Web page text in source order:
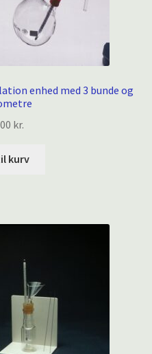
enhed med 3 bunde og
kr.
kurv